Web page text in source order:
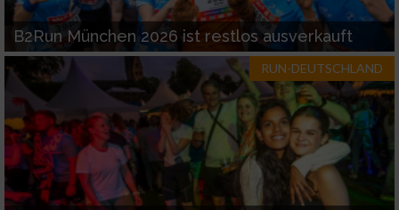
B2Run München 2026 ist restlos ausverkauft
RUN-DEUTSCHLAND